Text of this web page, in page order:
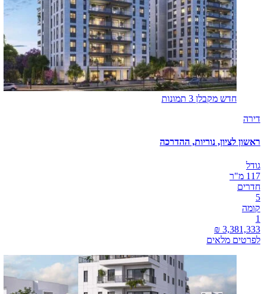
חדש מקבלן 3 תמונות
דירה
ראשון לציון, נוריות, ההדרכה
גודל
117 מ"ר
חדרים
5
קומה
1
לפרטים מלאים